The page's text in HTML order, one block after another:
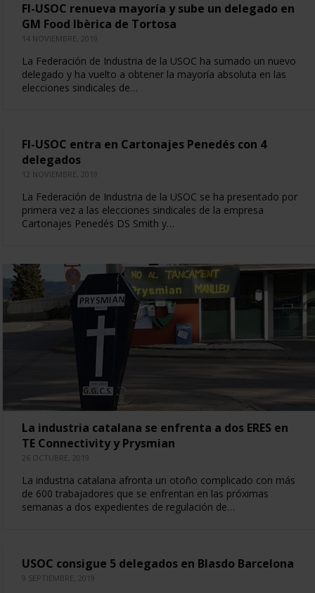
FI-USOC renueva mayoría y sube un delegado en
GM Food Ibèrica de Tortosa
14 NOVIEMBRE, 2019
La Federación de Industria de la USOC ha sumado un nuevo
delegado y ha vuelto a obtener la mayoría absoluta en las
elecciones sindicales de…
FI-USOC entra en Cartonajes Penedés con 4
delegados
12 NOVIEMBRE, 2019
La Federación de Industria de la USOC se ha presentado por
primera vez a las elecciones sindicales de la empresa
Cartonajes Penedés DS Smith y…
La industria catalana se enfrenta a dos ERES en
TE Connectivity y Prysmian
26 OCTUBRE, 2019
La industria catalana afronta un otoño complicado con más
de 600 trabajadores que se enfrentan en las próximas
semanas a dos expedientes de regulación de…
USOC consigue 5 delegados en Blasdo Barcelona
9 SEPTIEMBRE, 2019